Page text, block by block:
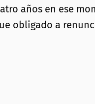
años en ese
obligado a